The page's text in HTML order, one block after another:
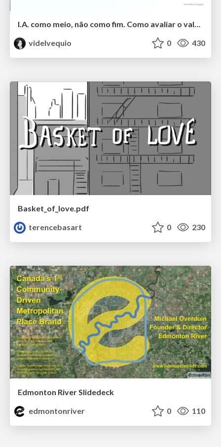
I.A. como meio, não como fim. Como avaliar o valor entregue?
videlvequio
0 430
Basket_of_love.pdf
terencebasart
0 230
Edmonton River Slidedeck
edmontonriver
0 110